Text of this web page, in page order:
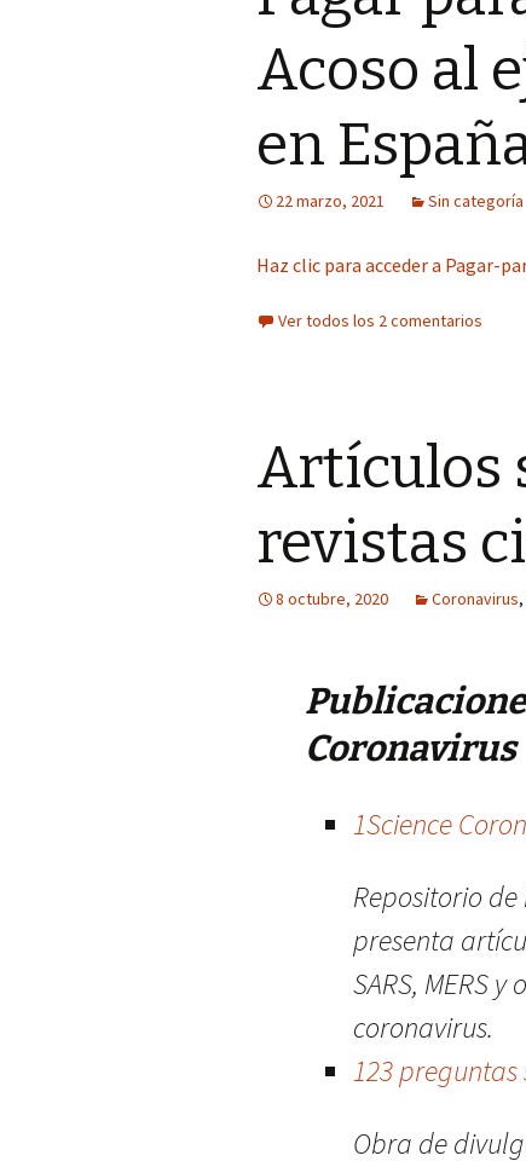
Acoso al
en
22 marzo, 2021 Sin categoría
Haz clic para acceder a Pagar-
Ver todos los 2 comentarios
Artículos
revistas
8 octubre, 2020 Coronavirus,
Coronavirus
1Science
Repositorio
presenta
SARS, MERS
coronavirus.
123
Obra de